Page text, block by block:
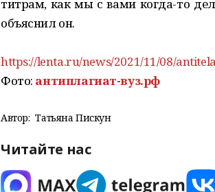
титрам, как мы с вами когда-то
объяснил он.
https://lenta.ru/news/2021/11/08/
Фото: антиплагиат-вуз.рф
Автор: Татьяна Пискун
Читайте нас